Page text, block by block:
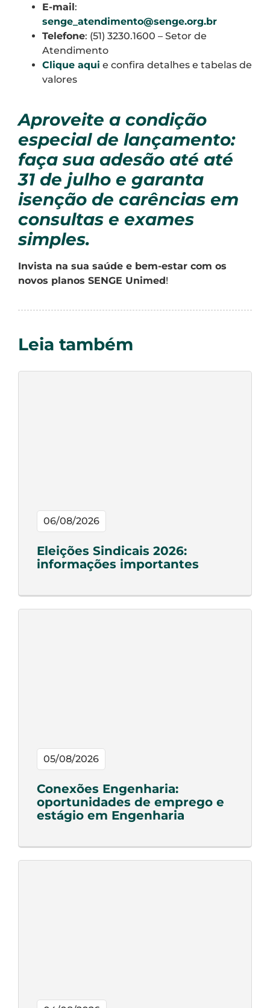
E-mail:
senge_atendimento@senge.org.br
Telefone: (51) 3230.1600 – Setor de
Atendimento
Clique aqui e confira detalhes e tabelas de
valores
Aproveite a condição
especial de lançamento:
faça sua adesão até até
31 de julho e garanta
isenção de carências em
consultas e exames
simples.
Invista na sua saúde e bem-estar com os
novos planos SENGE Unimed!
Leia também
06/08/2026
Eleições Sindicais 2026:
informações importantes
05/08/2026
Conexões Engenharia:
oportunidades de emprego e
estágio em Engenharia